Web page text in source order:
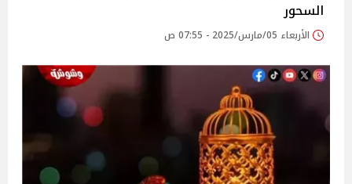
السحور
الأربعاء 05/مارس/2025 - 07:55 ص